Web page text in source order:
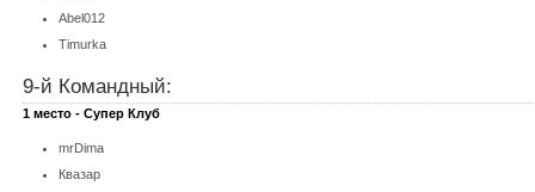
Abel012
Timurka
9-й Командный:
1 место - Супер Клуб
mrDima
Квазар